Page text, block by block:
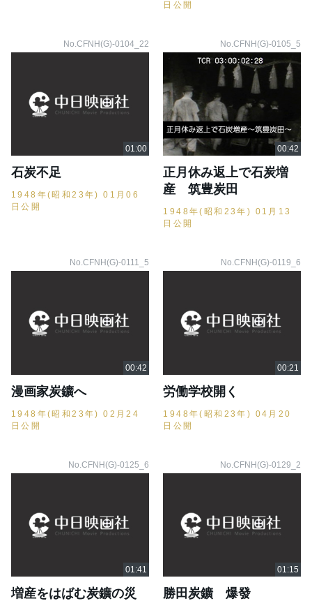
日公開
No.CFNH(G)-0104_22
石炭不足
1948年(昭和23年) 01月06
日公開
No.CFNH(G)-0105_5
正月休み返上で石炭増
産 筑豊炭田
1948年(昭和23年) 01月13
日公開
No.CFNH(G)-0111_5
漫画家炭鑛へ
1948年(昭和23年) 02月24
日公開
No.CFNH(G)-0119_6
労働学校開く
1948年(昭和23年) 04月20
日公開
No.CFNH(G)-0125_6
増産をはばむ炭鑛の災
No.CFNH(G)-0129_2
勝田炭鑛 爆發